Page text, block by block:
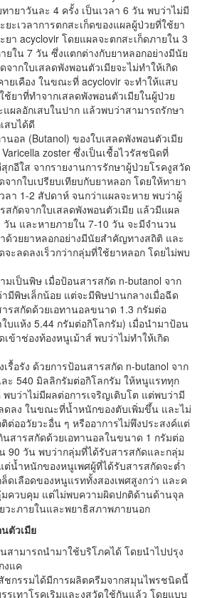
ายาวันละ 4 ครั้ง เป็นเวลา 6 วัน พบว่าไม่มี
ยะเวลาการตกสะเก็ดของแผลผู้ป่วยที่ใช้ยา
ยา acyclovir โดยแผลจะตกสะเก็ดภายใน 3
ใน 7 วัน ซึ่งแตกต่างกับยาหลอกอย่างมีนัย
ากใบเสลดพังพอนตัวเมียจะไม่ทำให้เกิด
ายเคือง ในขณะที่ acyclovir จะทำให้แสบ
ช้ยาที่ทำจากเสลดพังพอนตัวเมียในผู้ป่วย
แผลอักเสบในปาก แล้วพบว่าสามารถรักษา
สบได้ดี
นอล (Butanol) ของใบเสลดพังพอนตัวเมีย
zoster ซึ่งเป็นเชื้อไวรัสชนิดที่
กอีใส จากรายงานการรักษาผู้ป่วยโรคงูสวัด
ากใบเปรียบเทียบกับยาหลอก โดยให้ทายา
ลา 1-2 สัปดาห์ จนกว่าแผลจะหาย พบว่าผู้
สกัดจากใบเสลดพังพอนตัวเมีย แล้วมีแผล
วัน และหายภายใน 7-10 วัน จะมีจำนวน
ด้วยยาหลอกอย่างมีนัยสำคัญทางสถิติ และ
จะลดลงเร็วกว่ากลุ่มที่ใช้ยาหลอก โดยไม่พบ
มเป็นพิษ เมื่อป้อนสารสกัด n-butanol จาก
มีพิษเล็กน้อย แต่จะมีพิษปานกลางเมื่อฉีด
รสกัดด้วยเอทานอลขนาด 1.3 กรัมต่อ
ใบแห้ง 5.44 กรัมต่อกิโลกรัม) เมื่อนำมาป้อน
ข้าช่องท้องหนูเม้าส์ พบว่าไม่ทำให้เกิด
รื้อรัง ด้วยการป้อนสารสกัด n-butanol จาก
ะ 540 มิลลิกรัมต่อกิโลกรัม ให้หนูแรททุก
บว่าไม่มีผลต่อการเจริญเติบโต แต่พบว่ามี
ลง ในขณะที่น้ำหนักของตับเพิ่มขึ้น และไม่
ต่ออวัยวะอื่น ๆ หรืออาการไม่พึงประสงค์แต่
นสารสกัดด้วยเอทานอลในขนาด 1 กรัมต่อ
90 วัน พบว่ากลุ่มที่ได้รับสารสกัดและกลุ่ม
ต่น้ำหนักของหนูเพศผู้ที่ได้รับสารสกัดจะต่ำ
ดเลือดของหนูแรททั้งสองเพศสูงกว่า และค
ควบคุม แต่ไม่พบความผิดปกติด้านด้านจุล
วะภายในและพยาธิสภาพภายนอก
ตัวเมีย
สามารถนำมาใช้บริโภคได้ โดยนำไปปรุง
งแค
ชกรรมได้มีการผลิตครีมจากสมุนไพรชนิดนี้
รเทาโรคเริมและงูสวัดใช้กันแล้ว โดยแบบ